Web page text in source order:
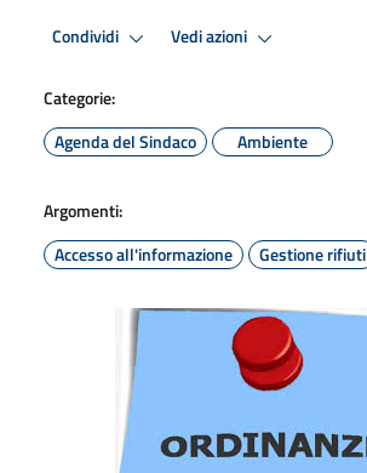
Condividi Vedi azioni
Categorie:
Agenda del Sindaco
Ambiente
Argomenti:
Accesso all'informazione
Gestione rifiuti